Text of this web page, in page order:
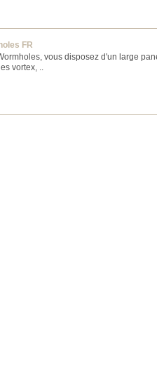
FR
vous disposez d'un large
vortex, ..